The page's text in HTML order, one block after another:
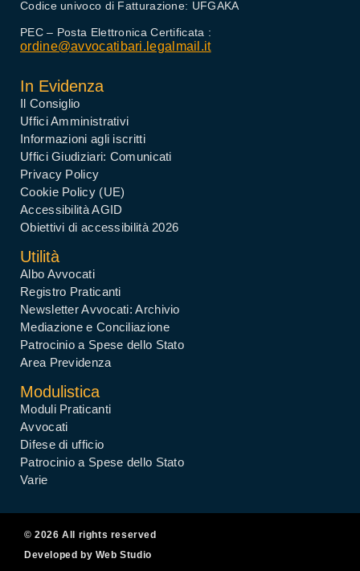
Codice univoco di Fatturazione: UFGAKA
PEC – Posta Elettronica Certificata :
ordine@avvocatibari.legalmail.it
In Evidenza
Il Consiglio
Uffici Amministrativi
Informazioni agli iscritti
Uffici Giudiziari: Comunicati
Privacy Policy
Cookie Policy (UE)
Accessibilità AGID
Obiettivi di accessibilità 2026
Utilità
Albo Avvocati
Registro Praticanti
Newsletter Avvocati: Archivio
Mediazione e Conciliazione
Patrocinio a Spese dello Stato
Area Previdenza
Modulistica
Moduli Praticanti
Avvocati
Difese di ufficio
Patrocinio a Spese dello Stato
Varie
© 2026 All rights reserved
Developed by Web Studio